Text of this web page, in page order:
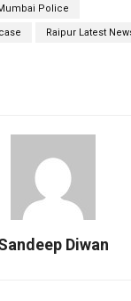
Police
Raipur Latest
Diwan